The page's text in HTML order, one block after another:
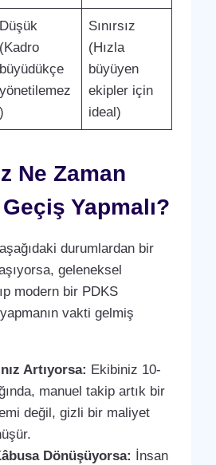
Düşük
(Kadro
büyüdükçe
yönetilemez
)
Sınırsız
(Hızla
büyüyen
ekipler için
ideal)
Ne Zaman
Yapmalı?
durumlardan bir
geleneksel
modern bir PDKS
vakti gelmiş
Artıyorsa: Ekibiniz 10-
manuel takip artık bir
değil, gizli bir maliyet
Dönüşüyorsa: İnsan